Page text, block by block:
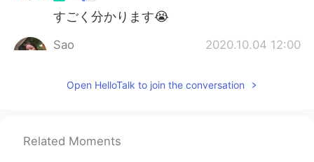
すごく分かります😭
Sao 2020.10.04 12:00
同じです！なんでだろう😂
Open HelloTalk to join the conversation
Related Moments